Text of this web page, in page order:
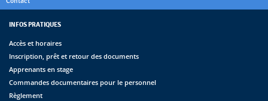
INFOS PRATIQUES
Accès et horaires
Inscription, prêt et retour des documents
Apprenants en stage
Commandes documentaires pour le personnel
Règlement